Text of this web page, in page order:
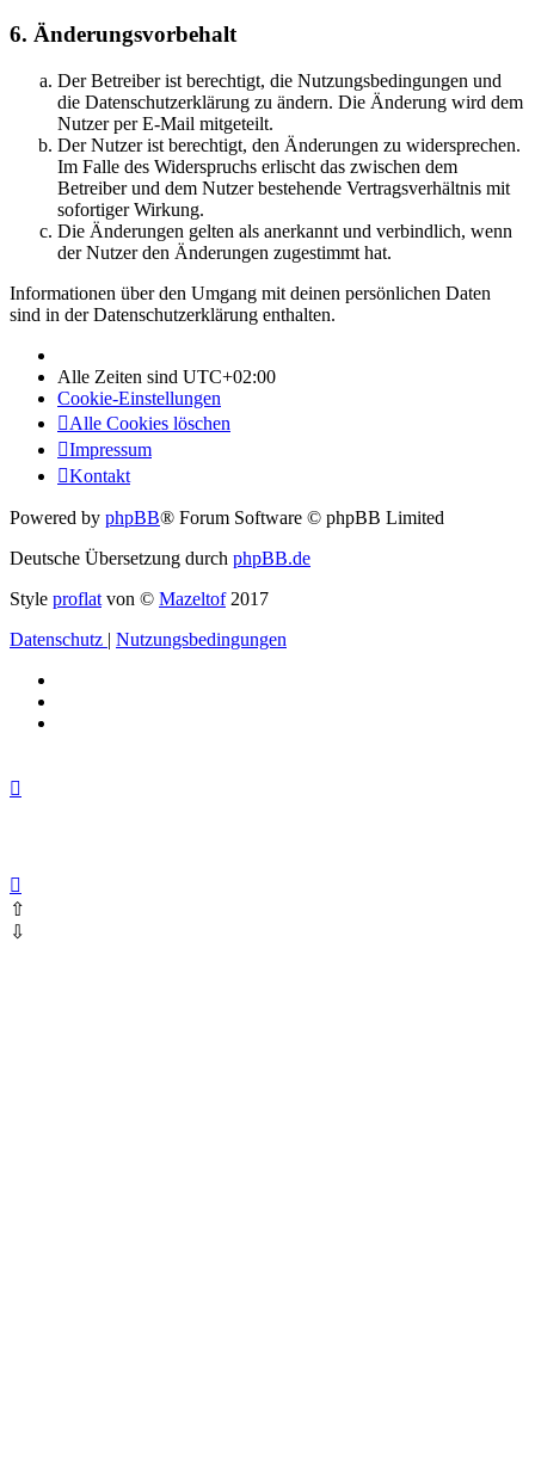
6. Änderungsvorbehalt
Der Betreiber ist berechtigt, die Nutzungsbedingungen und
die Datenschutzerklärung zu ändern. Die Änderung wird dem
Nutzer per E-Mail mitgeteilt.
Der Nutzer ist berechtigt, den Änderungen zu widersprechen.
Im Falle des Widerspruchs erlischt das zwischen dem
Betreiber und dem Nutzer bestehende Vertragsverhältnis mit
sofortiger Wirkung.
Die Änderungen gelten als anerkannt und verbindlich, wenn
der Nutzer den Änderungen zugestimmt hat.
Informationen über den Umgang mit deinen persönlichen Daten
sind in der Datenschutzerklärung enthalten.
Alle Zeiten sind UTC+02:00
Cookie-Einstellungen
Alle Cookies löschen
Impressum
Kontakt
Powered by phpBB® Forum Software © phpBB Limited
Deutsche Übersetzung durch phpBB.de
Style proflat von © Mazeltof2017
Datenschutz | Nutzungsbedingungen
⇧
⇩